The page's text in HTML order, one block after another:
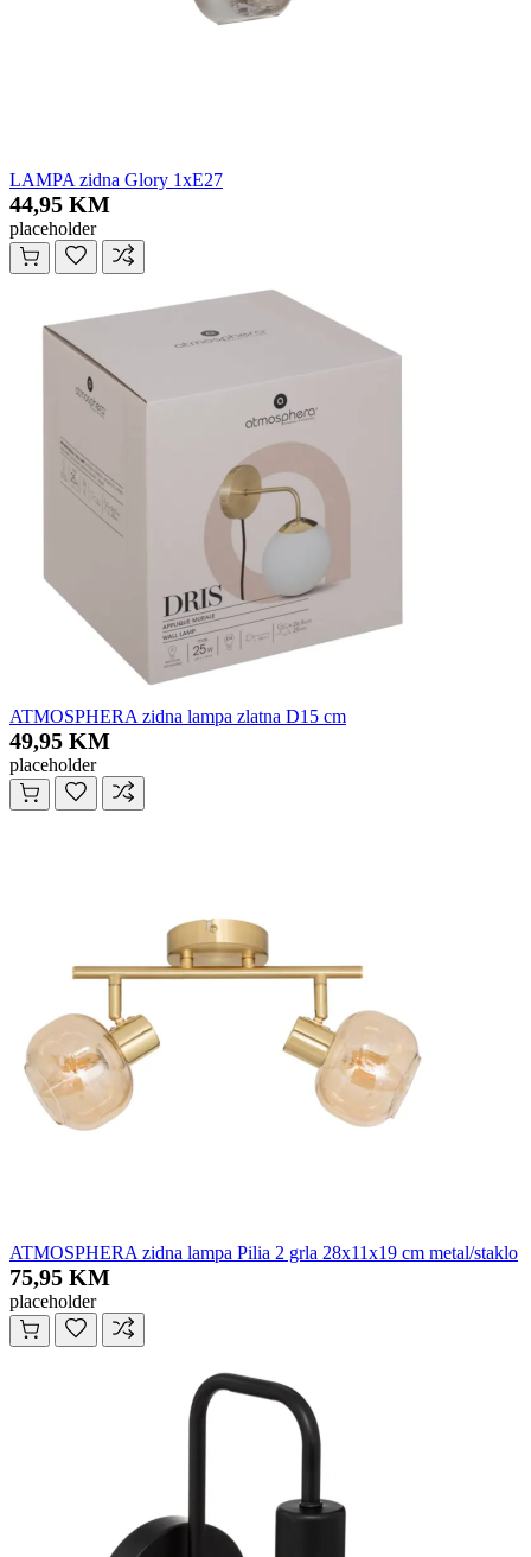
LAMPA zidna Glory 1xE27
44,95 KM
placeholder
ATMOSPHERA zidna lampa zlatna D15 cm
49,95 KM
placeholder
ATMOSPHERA zidna lampa Pilia 2 grla 28x11x19 cm metal/staklo
75,95 KM
placeholder